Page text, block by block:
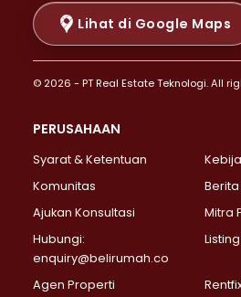
Properti Dijual di Kramat >
Properti Dijual di Pasar Baru >
Properti Dijual di Bendungan Hilir >
Properti Dijual di Jakarta
Properti Dijual di Lebak Bulus >
Properti Dijual di Gandaria Selatan
Properti Dijual di Pondok Labu >
Properti Dijual di Lenteng Agung >
Properti Dijual di Senayan >
Properti Dijual di Pondok Pinang >
Lihat di Google Maps
© 2026 - PT Real Estate Teknologi. All
PERUSAHAAN
Syarat & Ketentuan
Komunitas
Ajukan Konsultasi
Mitra
Hubungi:
enquiry@belirumah.co
Agen Properti